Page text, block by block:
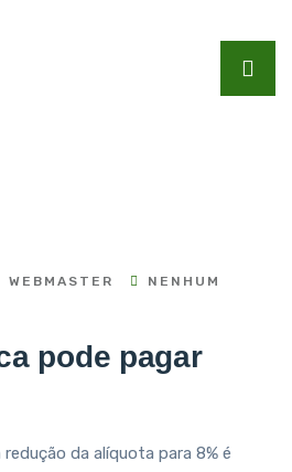
WEBMASTER
NENHUM
pode pagar
da alíquota para 8% é